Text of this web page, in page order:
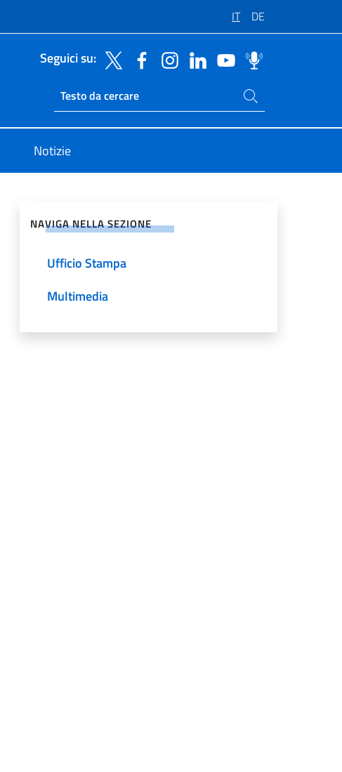
IT DE
Seguici su:
Ricerca sito live
Cerca nel sito
Notizie
NAVIGA NELLA SEZIONE
Ufficio Stampa
Multimedia